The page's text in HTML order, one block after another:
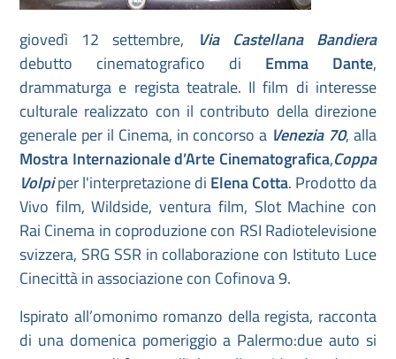
giovedì 12 settembre,
Via Castellana Bandiera
debutto cinematografico di Emma Dante,
drammaturga e regista teatrale. Il film di interesse
culturale realizzato con il contributo della direzione
generale per il Cinema, in concorso a Venezia 70, alla
Mostra Internazionale d’Arte Cinematografica,Coppa
Volpiper l'interpretazione di Elena Cotta. Prodotto da
Vivo film, Wildside, ventura film, Slot Machine con
Rai Cinema in coproduzione con RSI Radiotelevisione
svizzera, SRG SSR in collaborazione con Istituto Luce
Cinecittà in associazione con Cofinova 9.
Ispirato all’omonimo romanzo della regista, racconta
di una domenica pomeriggio a Palermo:due auto si